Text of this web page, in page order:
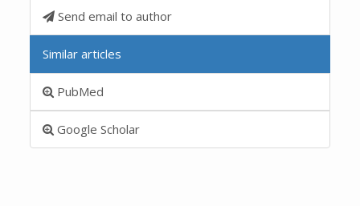
Send email to author
Similar articles
PubMed
Google Scholar